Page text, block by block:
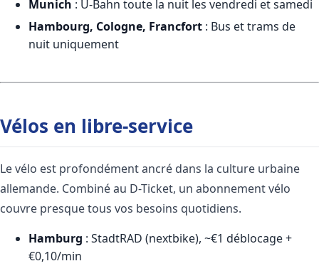
Munich : U-Bahn toute la nuit les vendredi et samedi
Hambourg, Cologne, Francfort : Bus et trams de
nuit uniquement
Vélos en libre-service
Le vélo est profondément ancré dans la culture urbaine
allemande. Combiné au D-Ticket, un abonnement vélo
couvre presque tous vos besoins quotidiens.
Hamburg : StadtRAD (nextbike), ~€1 déblocage +
€0,10/min